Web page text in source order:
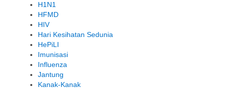
H1N1
HFMD
HIV
Hari Kesihatan Sedunia
HePiLI
Imunisasi
Influenza
Jantung
Kanak-Kanak